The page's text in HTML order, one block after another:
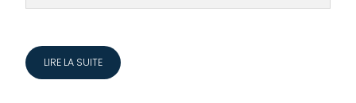
LIRE LA SUITE